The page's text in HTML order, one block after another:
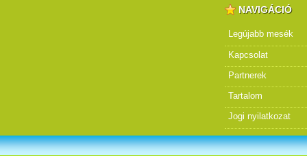
NAVIGÁCIÓ
Legújabb mesék
Kapcsolat
Partnerek
Tartalom
Jogi nyilatkozat